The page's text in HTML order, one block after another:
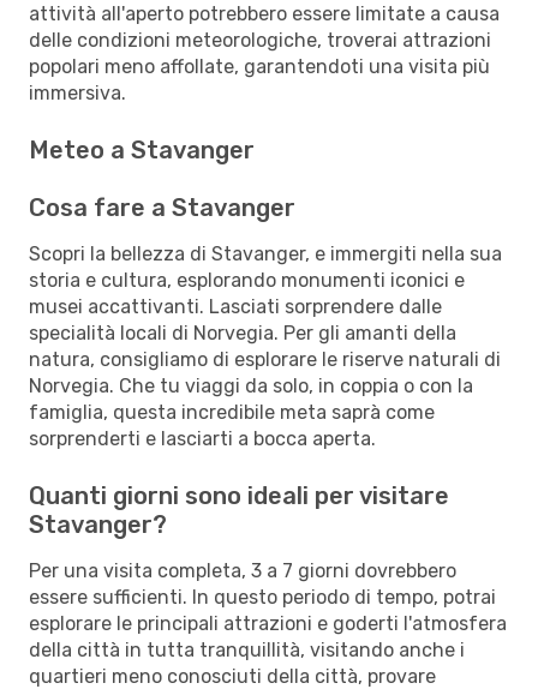
attività all'aperto potrebbero essere limitate a causa
delle condizioni meteorologiche, troverai attrazioni
popolari meno affollate, garantendoti una visita più
immersiva.
Meteo a Stavanger
Cosa fare a Stavanger
Scopri la bellezza di Stavanger, e immergiti nella sua
storia e cultura, esplorando monumenti iconici e
musei accattivanti. Lasciati sorprendere dalle
specialità locali di Norvegia. Per gli amanti della
natura, consigliamo di esplorare le riserve naturali di
Norvegia. Che tu viaggi da solo, in coppia o con la
famiglia, questa incredibile meta saprà come
sorprenderti e lasciarti a bocca aperta.
Quanti giorni sono ideali per visitare
Stavanger?
Per una visita completa, 3 a 7 giorni dovrebbero
essere sufficienti. In questo periodo di tempo, potrai
esplorare le principali attrazioni e goderti l'atmosfera
della città in tutta tranquillità, visitando anche i
quartieri meno conosciuti della città, provare